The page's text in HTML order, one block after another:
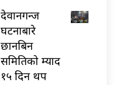
देवानगन्ज
घटनाबारे
छानबिन
समितिको म्याद
१५ दिन थप